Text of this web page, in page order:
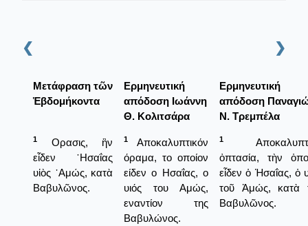
❮ ❯
Μετάφραση τῶν
Ἑβδομήκοντα
Ερμηνευτική
απόδοση Ιωάννη
Θ. Κολιτσάρα
Ερμηνευτική
απόδοση
Ν. Τρεμπέλα
1
Ορασις, ἣν
εἶδεν ῾Ησαΐας
υἱὸς ᾿Αμώς, κατὰ
Βαβυλῶνος.
1
Αποκαλυπτικόν
όραμα, το οποίον
είδεν ο Ησαΐας, ο
υιός του Αμώς,
εναντίον της
Βαβυλώνος.
1
ὀπτασία, τὴν
εἶδεν ὁ Ἡσαΐας, ὁ
τοῦ Ἀμώς, κατὰ
Βαβυλῶνος.